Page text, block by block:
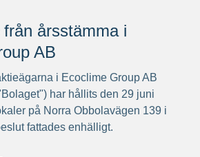
årsstämma i
AB
i Ecoclime Group AB
har hållits den 29 juni
på Norra Obbolavägen 139 i
fattades enhälligt.